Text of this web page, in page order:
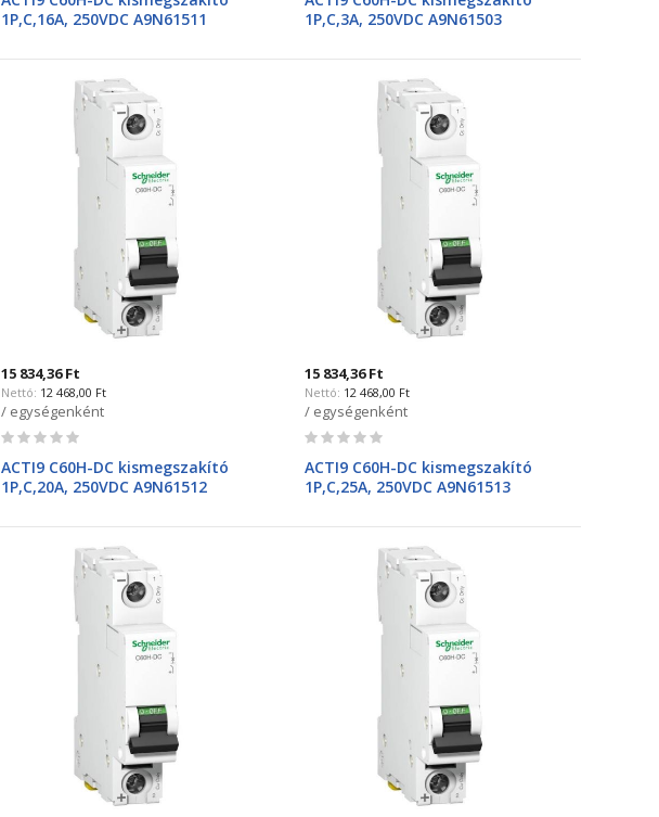
1P,C,16A, 250VDC A9N61511
1P,C,3A, 250VDC A9N61503
15 834,36 Ft
12 468,00 Ft
/ egységenként
Rating:
ACTI9 C60H-DC kismegszakító
1P,C,20A, 250VDC A9N61512
15 834,36 Ft
12 468,00 Ft
/ egységenként
Rating:
ACTI9 C60H-DC kismegszakító
1P,C,25A, 250VDC A9N61513